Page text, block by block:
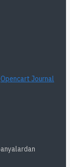
Opencart Journal